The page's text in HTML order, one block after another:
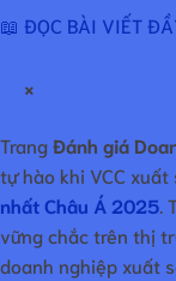
📖 ĐỌC BÀI VIẾT
×
TrangĐánh giá
tự hào khi VCC xuất
nhất Châu Á 2025.
vững chắc trên thị
doanh nghiệp xuất